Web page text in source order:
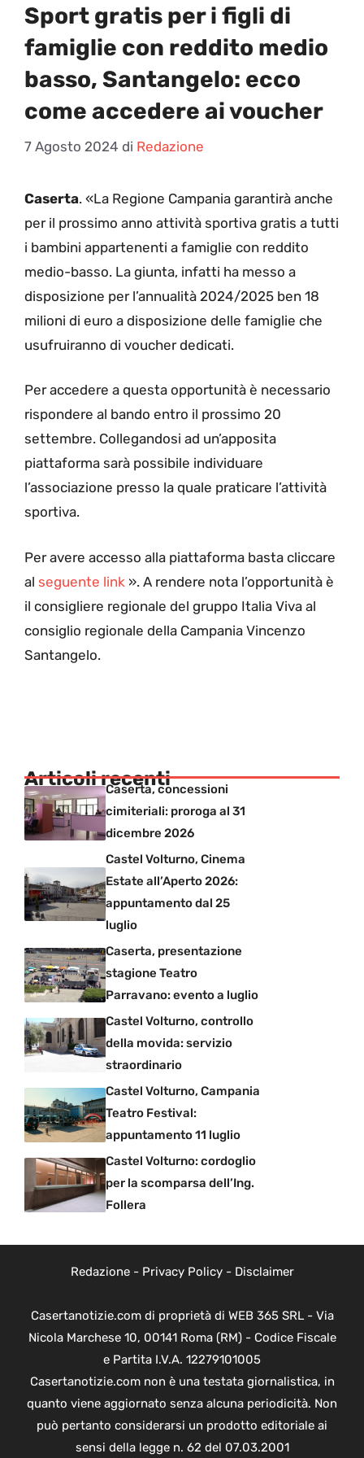
Sport gratis per i figli di
famiglie con reddito medio
basso, Santangelo: ecco
come accedere ai voucher
7 Agosto 2024 di Redazione
Caserta. «La Regione Campania garantirà anche
per il prossimo anno attività sportiva gratis a tutti
i bambini appartenenti a famiglie con reddito
medio-basso. La giunta, infatti ha messo a
disposizione per l’annualità 2024/2025 ben 18
milioni di euro a disposizione delle famiglie che
usufruiranno di voucher dedicati.
Per accedere a questa opportunità è necessario
rispondere al bando entro il prossimo 20
settembre. Collegandosi ad un’apposita
piattaforma sarà possibile individuare
l’associazione presso la quale praticare l’attività
sportiva.
Per avere accesso alla piattaforma basta cliccare
al seguente link ». A rendere nota l’opportunità è
il consigliere regionale del gruppo Italia Viva al
consiglio regionale della Campania Vincenzo
Santangelo.
Articoli recenti
Caserta, concessioni
cimiteriali: proroga al 31
dicembre 2026
Castel Volturno, Cinema
Estate all’Aperto 2026:
appuntamento dal 25
luglio
Caserta, presentazione
stagione Teatro
Parravano: evento a luglio
Castel Volturno, controllo
della movida: servizio
straordinario
Castel Volturno, Campania
Teatro Festival:
appuntamento 11 luglio
Castel Volturno: cordoglio
per la scomparsa dell’Ing.
Follera
Redazione- Privacy Policy- Disclaimer
Casertanotizie.com di proprietà di WEB 365 SRL - Via
Nicola Marchese 10, 00141 Roma (RM) - Codice Fiscale
e Partita I.V.A. 12279101005
Casertanotizie.com non è una testata giornalistica, in
quanto viene aggiornato senza alcuna periodicità. Non
può pertanto considerarsi un prodotto editoriale ai
sensi della legge n. 62 del 07.03.2001